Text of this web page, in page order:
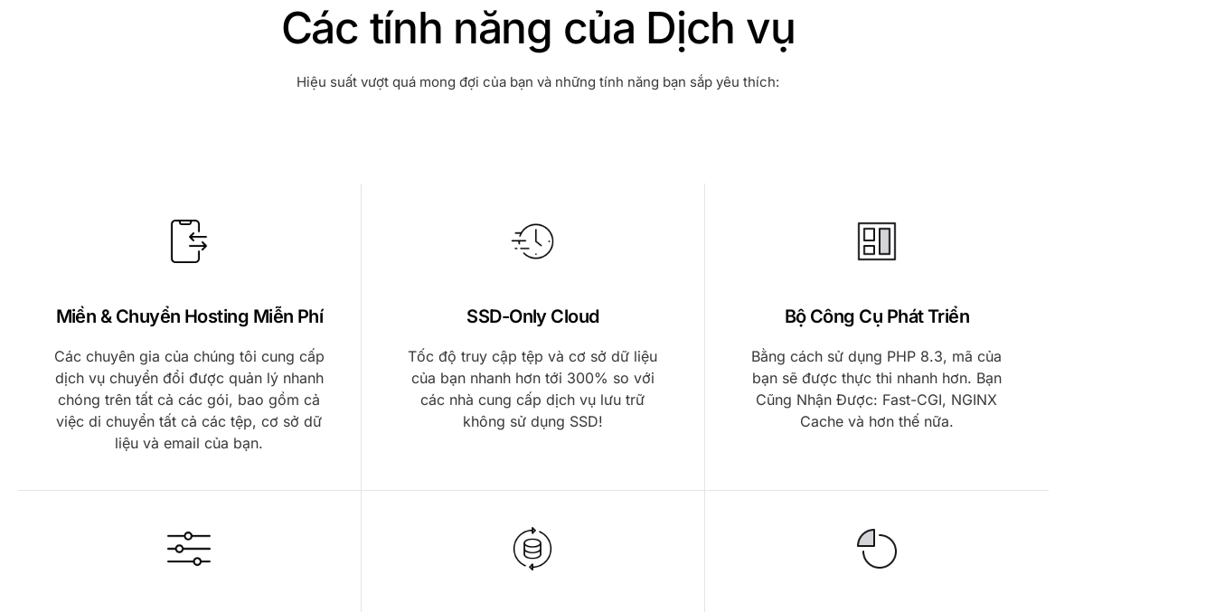
Các tính năng của Dịch vụ
Hiệu suất vượt quá mong đợi của bạn và những tính năng bạn sắp yêu thích:
Miền & Chuyển Hosting Miễn Phí
Các chuyên gia của chúng tôi cung cấp
dịch vụ chuyển đổi được quản lý nhanh
chóng trên tất cả các gói, bao gồm cả
việc di chuyển tất cả các tệp, cơ sở dữ
liệu và email của bạn.
SSD-Only Cloud
Tốc độ truy cập tệp và cơ sở dữ liệu
của bạn nhanh hơn tới 300% so với
các nhà cung cấp dịch vụ lưu trữ
không sử dụng SSD!
Bộ Công Cụ Phát Triển
Bằng cách sử dụng PHP 8.3, mã của
bạn sẽ được thực thi nhanh hơn. Bạn
Cũng Nhận Được: Fast-CGI, NGINX
Cache và hơn thế nữa.